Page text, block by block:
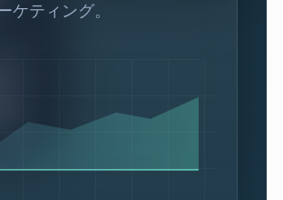
ケティング。